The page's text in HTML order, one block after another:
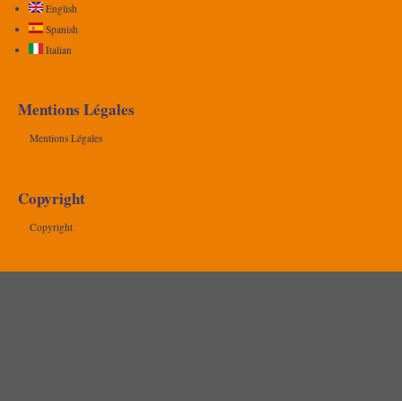
English
Spanish
Italian
Mentions Légales
Mentions Légales
Copyright
Copyright